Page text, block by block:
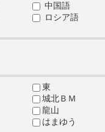
中国語
ロシア語
東
城北ＢＭ
龍山
はまゆう